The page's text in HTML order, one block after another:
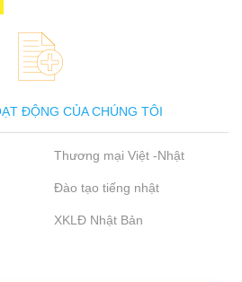
ĐỘNG CỦA CHÚNG TÔI
Thương mại Việt -Nhật
Đào tạo tiếng nhật
XKLĐ Nhật Bản